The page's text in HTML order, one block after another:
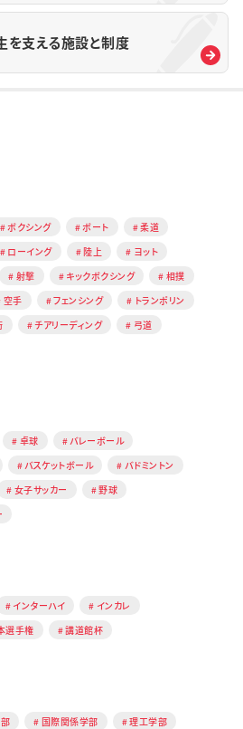
を支える施設と制度
ボクシング ボート
柔道
ローイング 陸上
ヨット
射撃 キックボクシング
相撲
空手 フェンシング
トランポリン
チアリーディング
弓道
卓球
バレーボール
バスケットボール
バドミントン
女子サッカー
野球
インターハイ
インカレ
選手権 講道館杯
国際関係学部
理工学部